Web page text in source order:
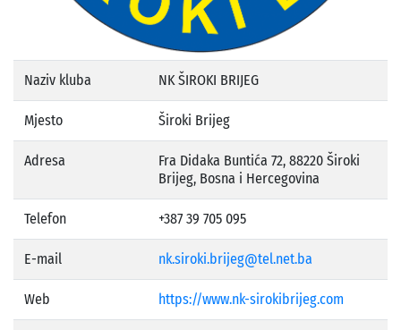
Naziv kluba NK ŠIROKI BRIJEG
Mjesto Široki Brijeg
Adresa
Fra Didaka Buntića 72, 88220 Široki
Brijeg, Bosna i Hercegovina
Telefon +387 39 705 095
E-mail nk.siroki.brijeg@tel.net.ba
Web https://www.nk-sirokibrijeg.com